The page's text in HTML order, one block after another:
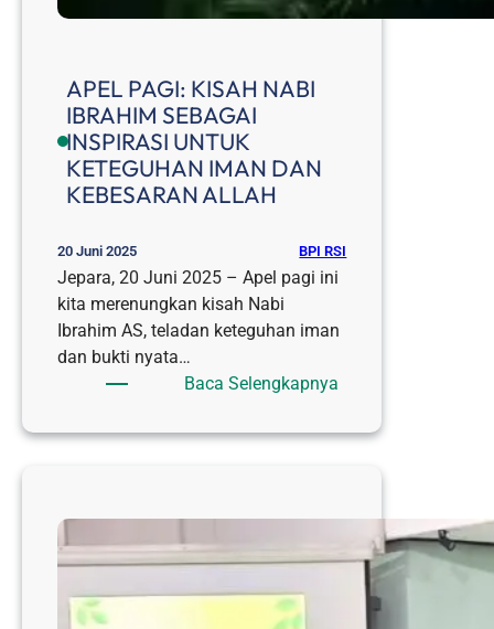
APEL PAGI: KISAH NABI
IBRAHIM SEBAGAI
INSPIRASI UNTUK
KETEGUHAN IMAN DAN
KEBESARAN ALLAH
20 Juni 2025 BPI RSI
Jepara, 20 Juni 2025 – Apel pagi ini
kita merenungkan kisah Nabi
Ibrahim AS, teladan keteguhan iman
dan bukti nyata…
Baca Selengkapnya
PAGI:
IBRAHIM
SEBAGAI
INSPIRASI
UNTUK
KETEGUHAN